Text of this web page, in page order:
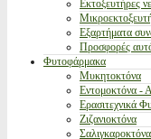
Εκτοξευτήρες
Εξαρτήματα
Προσφορές
Φυτοφάρμακα
Μυκητοκτόνα
Εντομοκτόνα -
Ερασιτεχνικά
Ζιζανιοκτόνα